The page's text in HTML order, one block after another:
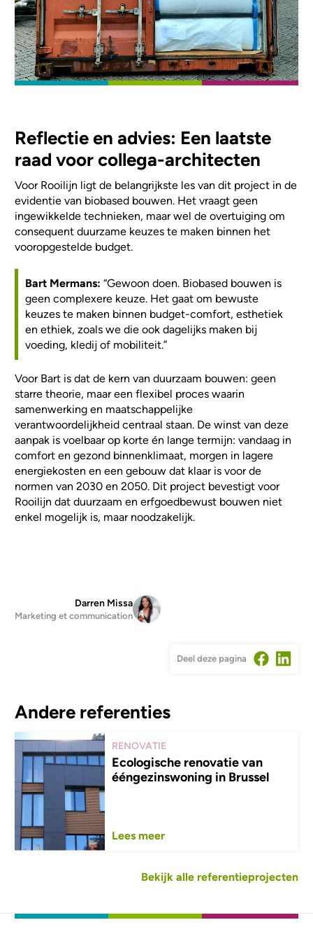
Reflectie en advies: Een laatste
raad voor collega-architecten
Voor Rooilijn ligt de belangrijkste les van dit project in de
evidentie van biobased bouwen. Het vraagt geen
ingewikkelde technieken, maar wel de overtuiging om
consequent duurzame keuzes te maken binnen het
vooropgestelde budget.
Bart Mermans: “Gewoon doen. Biobased bouwen is
geen complexere keuze. Het gaat om bewuste
keuzes te maken binnen budget-comfort, esthetiek
en ethiek, zoals we die ook dagelijks maken bij
voeding, kledij of mobiliteit.”
Voor Bart is dat de kern van duurzaam bouwen: geen
starre theorie, maar een flexibel proces waarin
samenwerking en maatschappelijke
verantwoordelijkheid centraal staan. De winst van deze
aanpak is voelbaar op korte én lange termijn: vandaag in
comfort en gezond binnenklimaat, morgen in lagere
energiekosten en een gebouw dat klaar is voor de
normen van 2030 en 2050. Dit project bevestigt voor
Rooilijn dat duurzaam en erfgoedbewust bouwen niet
enkel mogelijk is, maar noodzakelijk.
Darren Missa
Marketing et communication
Deel deze pagina
Andere referenties
WERFCONTROLE
Antwerp Tower:
BlowerDoortest in de iconische
Lees meer
Bekijk alle referentieprojecten